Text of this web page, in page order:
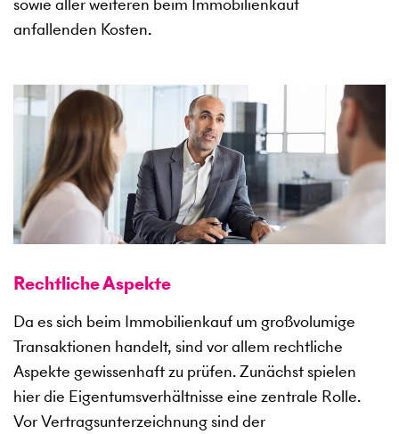
anfallenden Kosten.
Rechtliche Aspekte
Da es sich beim Immobilienkauf um großvolumige
Transaktionen handelt, sind vor allem rechtliche
Aspekte gewissenhaft zu prüfen. Zunächst spielen
hier die Eigentumsverhältnisse eine zentrale Rolle.
Vor Vertragsunterzeichnung sind der